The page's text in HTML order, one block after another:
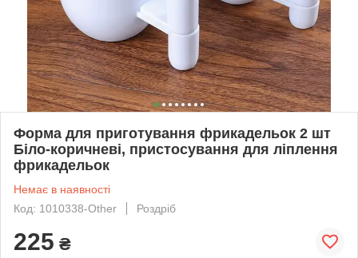
Форма для приготування фрикадельок 2 шт
Біло-коричневі, пристосування для ліплення
фрикадельок
Немає в наявності
Код: 1010338-Other
Роздріб
225 ₴